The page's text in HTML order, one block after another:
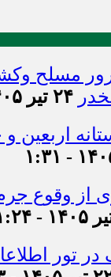
۲۴ تیر ۱۴۰۵ - ۰:۵۲
اربعین
از وقوع
تور